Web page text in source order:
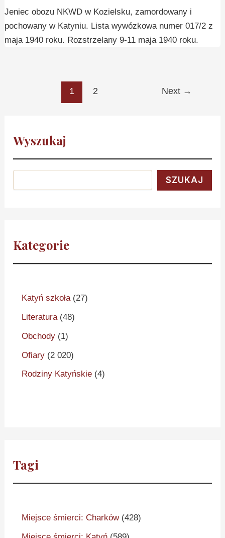
Jeniec obozu NKWD w Kozielsku, zamordowany i
pochowany w Katyniu. Lista wywózkowa numer 017/2 z
maja 1940 roku. Rozstrzelany 9-11 maja 1940 roku.
1 2 Next →
Wyszukaj
SZUKAJ
Kategorie
Katyń szkoła(27)
Literatura(48)
Obchody (1)
Ofiary (2 020)
Rodziny Katyńskie (4)
Tagi
Miejsce śmierci: Charków(428)